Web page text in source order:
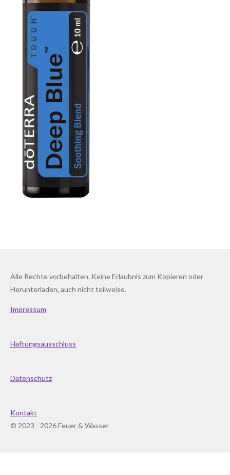
Alle Rechte vorbehalten. Keine Erlaubnis zum Kopieren oder
Herunterladen, auch nicht teilweise.
Impressum
Haftungsausschluss
Datenschutz
Kontakt
© 2023 - 2026 Feuer & Wasser